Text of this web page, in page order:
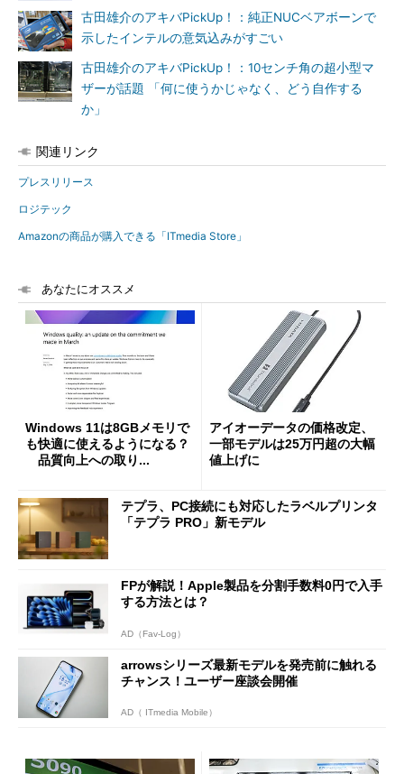
古田雄介のアキバPickUp！：純正NUCベアボーンで
示したインテルの意気込みがすごい
古田雄介のアキバPickUp！：10センチ角の超小型マ
ザーが話題 「何に使うかじゃなく、どう自作する
か」
関連リンク
プレスリリース
ロジテック
Amazonの商品が購入できる「ITmedia Store」
あなたにオススメ
Windows 11は8GBメモリで
も快適に使えるようになる？
品質向上への取り...
アイオーデータの価格改定、
一部モデルは25万円超の大幅
値上げに
テプラ、PC接続にも対応したラベルプリンタ
「テプラ PRO」新モデル
FPが解説！Apple製品を分割手数料0円で入手
する方法とは？
AD（Fav-Log）
arrowsシリーズ最新モデルを発売前に触れる
チャンス！ユーザー座談会開催
AD（ ITmedia Mobile）